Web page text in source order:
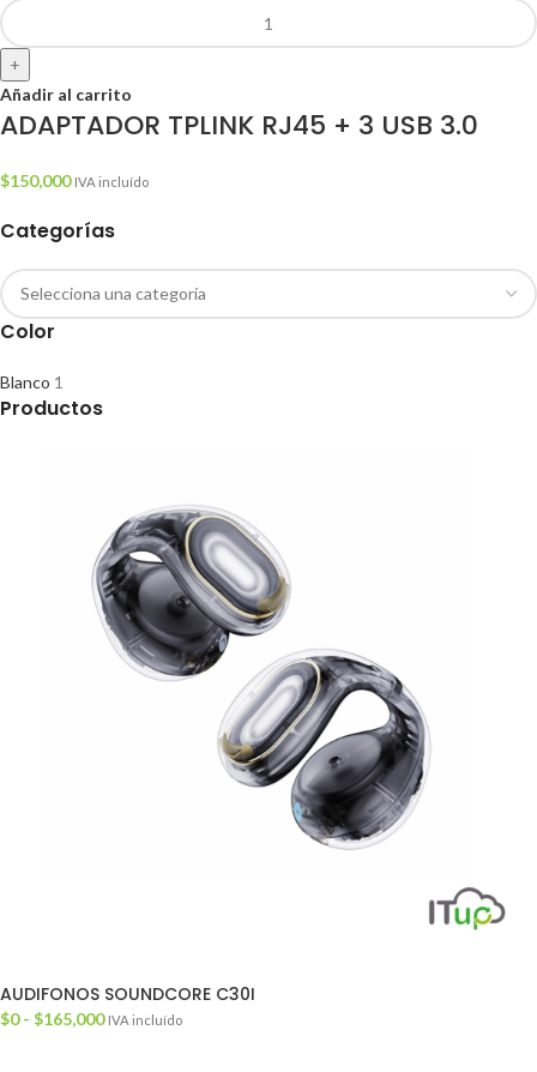
Categorías
Color
Blanco 1
Productos
AUDIFONOS SOUNDCORE C30I
$0 - $165,000 IVA incluído
+
Añadir al carrito
ADAPTADOR TPLINK RJ45 + 3 USB 3.0
$150,000 IVA incluído